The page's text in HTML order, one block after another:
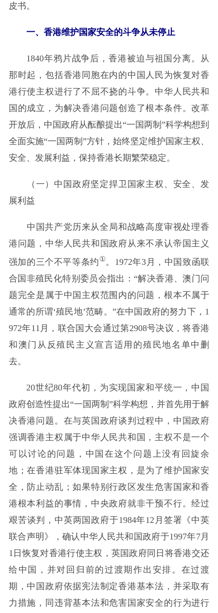
皮书。
一、香港维护国家安全的斗争从未停止
1840年鸦片战争后，香港被迫与祖国分离。从
那时起，包括香港同胞在内的中国人民为恢复对香
港行使主权进行了不屈不挠的斗争。中华人民共和
国的成立，为解决香港问题创造了根本条件。改革
开放后，中国政府从酝酿提出“一国两制”科学构想到
全面实施“一国两制”方针，始终坚定维护国家主权、
安全、发展利益，保持香港长期繁荣稳定。
（一）中国政府坚定捍卫国家主权、安全、发
展利益
中国共产党历来从全局和战略高度审视处理香
港问题，中华人民共和国政府从来不承认帝国主义
强加的三个不平等条约①。1972年3月，中国致函联
合国非殖民化特别委员会指出：“解决香港、澳门问
题完全是属于中国主权范围内的问题，根本不属于
通常的所谓‘殖民地’范畴。”在中国政府的努力下，1
972年11月，联合国大会通过第2908号决议，将香港
和澳门从反殖民主义宣言适用的殖民地名单中删
去。
20世纪80年代初，为实现国家和平统一，中国
政府创造性提出“一国两制”科学构想，并首先用于解
决香港问题。在与英国政府谈判过程中，中国政府
强调香港主权属于中华人民共和国，主权不是一个
可以讨论的问题，中国在这个问题上没有回旋余
地；在香港驻军体现国家主权，是为了维护国家安
全，防止动乱；如果特别行政区发生危害国家和香
港根本利益的事情，中央政府就非干预不行。经过
艰苦谈判，中英两国政府于1984年12月签署《中英
联合声明》，确认中华人民共和国政府于1997年7月
1日恢复对香港行使主权，英国政府同日将香港交还
给中国，并对回归前的过渡期作出安排。在过渡
期，中国政府依据宪法制定香港基本法，并采取有
力措施，同违背基本法和危害国家安全的行为进行